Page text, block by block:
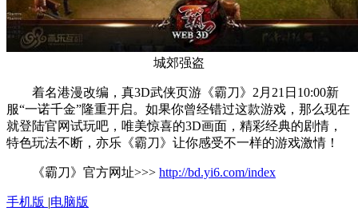
城郊强盗
着名港漫改编，真3D武侠页游《霸刀》2月21日10:00新
服“一诺千金”隆重开启。如果你曾经错过这款游戏，那么现在
就登陆官网试玩吧，唯美惊喜的3D画面，精彩经典的剧情，
特色玩法不断，亦乐《霸刀》让你感受不一样的游戏激情！
《霸刀》官方网址>>> http://bd.yi6.com/index
手机版 |电脑版